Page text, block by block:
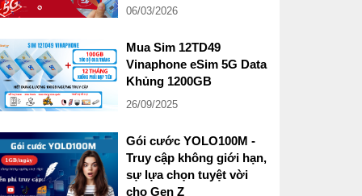
06/03/2026
Mua Sim 12TD49
Vinaphone eSim 5G Data
Khủng 1200GB
26/09/2025
Gói cước YOLO100M -
Truy cập không giới hạn,
sự lựa chọn tuyệt vời
cho Gen Z